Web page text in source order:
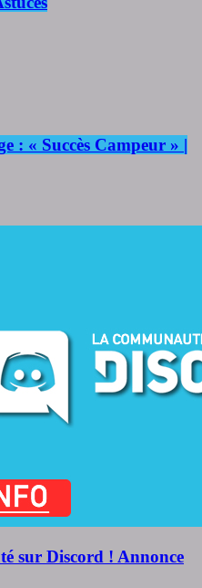
: « Succès Campeur » |
sur Discord ! Annonce